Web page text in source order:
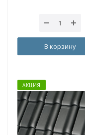
В корзину
АКЦИЯ